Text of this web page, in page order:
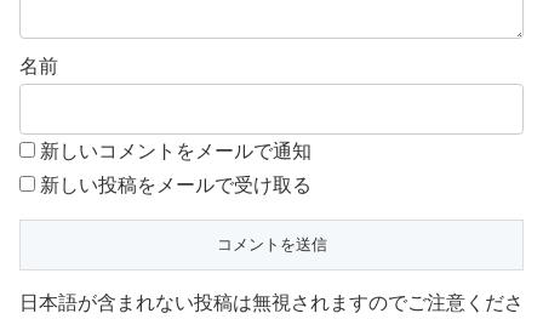
名前
新しいコメントをメールで通知
新しい投稿をメールで受け取る
日本語が含まれない投稿は無視されますのでご注意くださ